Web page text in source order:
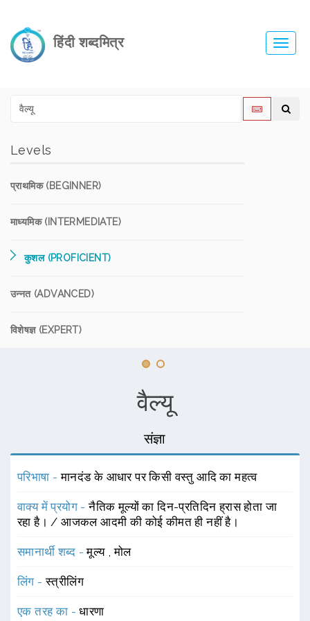
हिंदी शब्दमित्र
Levels
प्राथमिक (BEGINNER)
माध्यमिक (INTERMEDIATE)
कुशल (PROFICIENT)
उन्नत (ADVANCED)
विशेषज्ञ (EXPERT)
वैल्यू
संज्ञा
परिभाषा -मानदंड के आधार पर किसी वस्तु आदि का महत्व
वाक्य में प्रयोग -नैतिक मूल्यों का दिन-प्रतिदिन ह्रास होता जा
रहा है। / आजकल आदमी की कोई कीमत ही नहीं है।
समानार्थी शब्द -मूल्य ,मोल
लिंग -स्त्रीलिंग
एक तरह का -धारणा